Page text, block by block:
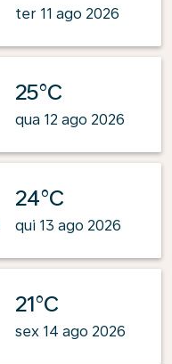
ter 11 ago 2026
25°C
qua 12 ago 2026
24°C
qui 13 ago 2026
21°C
sex 14 ago 2026